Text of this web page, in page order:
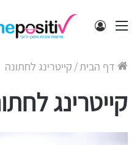
תפריט התחבר
דף הבית/ קייטרינג לחתונה
קייטרינג